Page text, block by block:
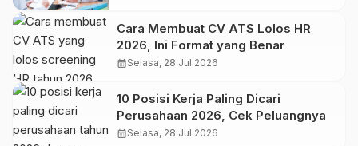
Cara Membuat CV ATS Lolos HR
2026, Ini Format yang Benar
calendar_monthSelasa, 28 Jul 2026
10 Posisi Kerja Paling Dicari
Perusahaan 2026, Cek Peluangnya
calendar_monthSelasa, 28 Jul 2026